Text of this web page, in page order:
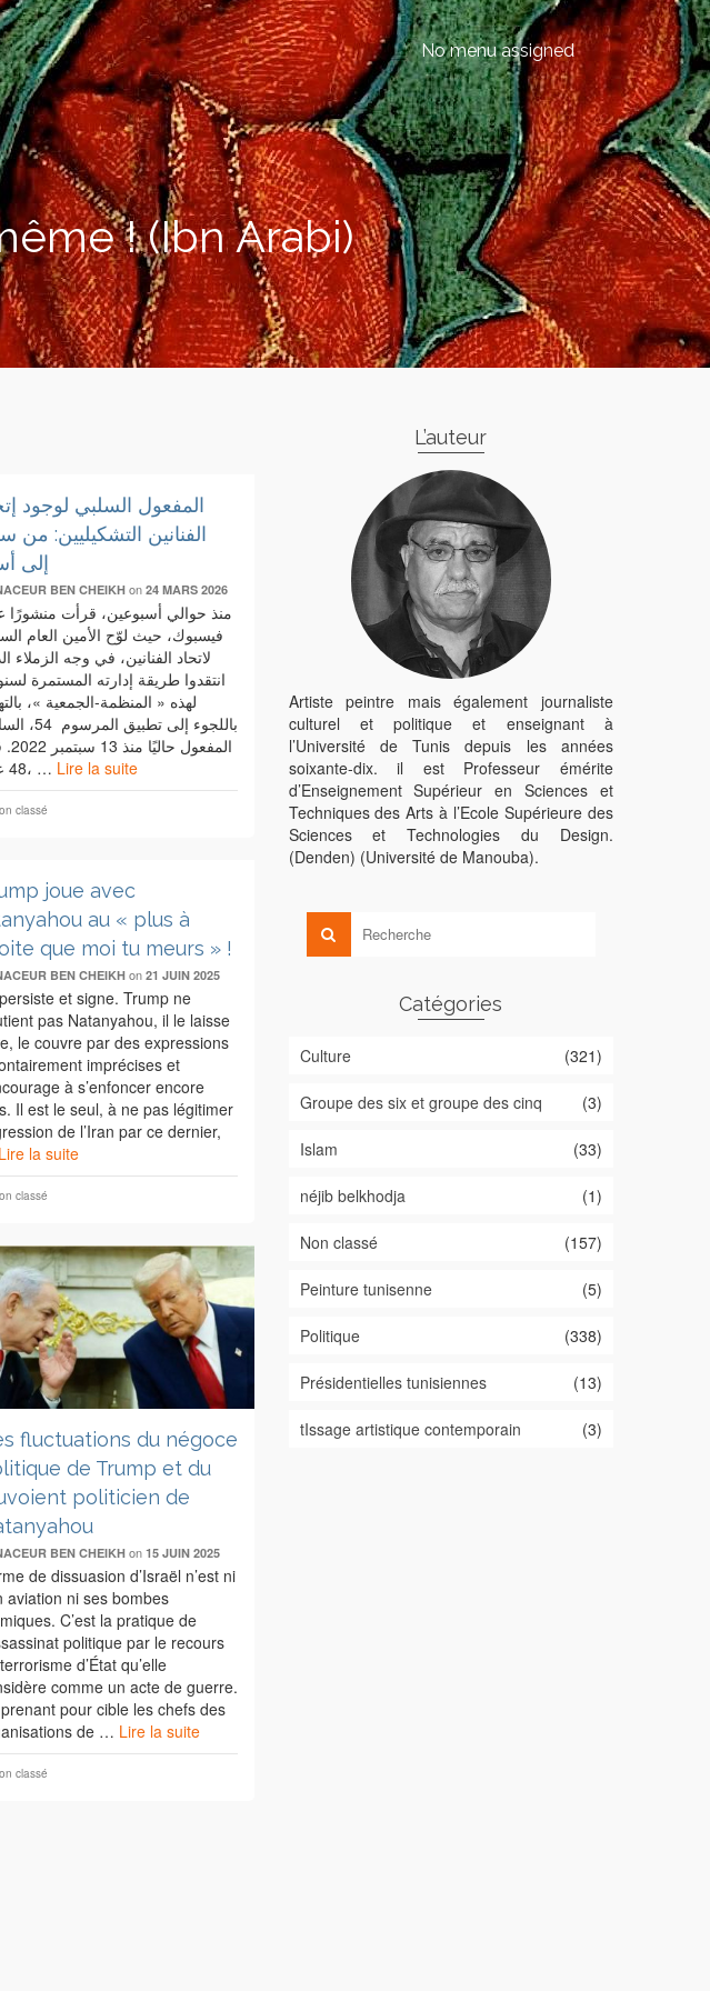
No menu assigned
! (Ibn Arabi)
المفعول السلبي لوجود
الفنانين التشكيليين: من
إلى
BEN CHEIKH on24 MARS 2026
منذ حوالي أسبوعين، قرأت منشورًا
فيسبوك، حيث لوّح الأمين العام
لاتحاد الفنانين، في وجه الزملاء
انتقدوا طريقة إدارته المستمرة
لهذه « المنظمة-الجمعية »،
باللجوء إلى تطبيق
المفعول
48 عامًا، … Lire la suite
classé
joue avec
au « plus à
que moi tu meurs » !
BEN CHEIKH on21 JUIN 2025
et signe. Trump ne
pas Natanyahou, il le laisse
le couvre par des expressions
imprécises et
à s’enfoncer encore
Il est le seul, à ne pas légitimer
de l’Iran par ce dernier,
Lire la suite
classé
fluctuations du négoce
de Trump et du
politicien de
BEN CHEIKH on15 JUIN 2025
de dissuasion d’Israël n’est ni
aviation ni ses bombes
C’est la pratique de
politique par le recours
d’État qu’elle
comme un acte de guerre.
pour cible les chefs des
de … Lire la suite
classé
L’auteur
Artiste peintre mais également journaliste
culturel et politique et enseignant à
l’Université de Tunis depuis les années
soixante-dix. il est Professeur émérite
d’Enseignement Supérieur en Sciences et
Techniques des Arts à l’Ecole Supérieure des
Sciences et Technologies du Design.
(Denden) (Université de Manouba).
Catégories
Culture (321)
Groupe des six et groupe des cinq (3)
Islam (33)
néjib belkhodja (1)
Non classé (157)
Peinture tunisenne (5)
Politique (338)
Présidentielles tunisiennes (13)
tIssage artistique contemporain (3)